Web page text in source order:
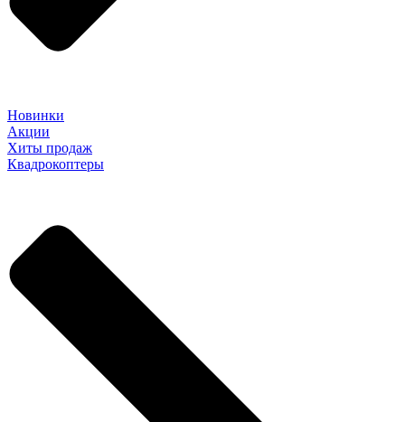
Новинки
Акции
Хиты продаж
Квадрокоптеры